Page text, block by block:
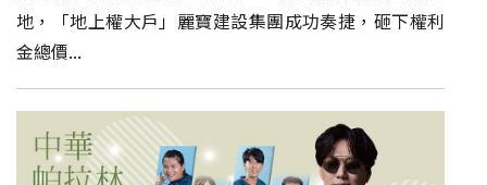
地，「地上權大戶」麗寶建設集團成功奏捷，砸下權利
金總價...